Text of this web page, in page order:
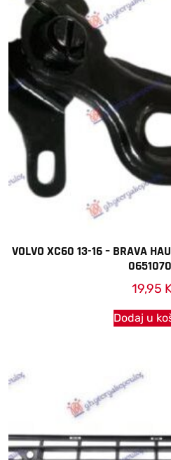
VOLVO XC60 13-16 – BRAVA
19,95
Dodaj u